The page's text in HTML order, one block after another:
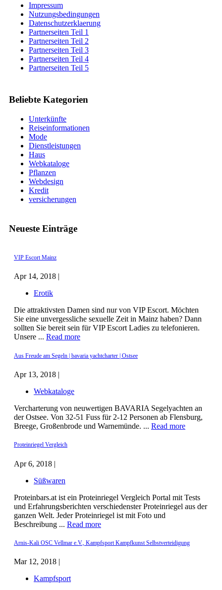
Beliebte Kategorien
Unterkünfte
Reiseinformationen
Mode
Dienstleistungen
Haus
Webkataloge
Pflanzen
Webdesign
Kredit
versicherungen
Neueste Einträge
VIP Escort Mainz
Apr 14, 2018 |
Erotik
Die attraktivsten Damen sind nur von VIP Escort. Möchten
Sie eine unvergessliche sexuelle Zeit in Mainz haben? Dann
sollten Sie bereit sein für VIP Escort Ladies zu telefonieren.
Unsere ... Read more
Aus Freude am Segeln | bavaria yachtcharter | Ostsee
Apr 13, 2018 |
Webkataloge
Vercharterung von neuwertigen BAVARIA Segelyachten an
der Ostsee. Von 32-51 Fuss für 2-12 Personen ab Flensburg,
Breege, Großenbrode und Warnemünde. ... Read more
Proteinriegel Vergleich
Apr 6, 2018 |
Süßwaren
Proteinbars.at ist ein Proteinriegel Vergleich Portal mit Tests
und Erfahrungsberichten verschiedenster Proteinriegel aus der
ganzen Welt. Jeder Proteinriegel ist mit Foto und
Beschreibung ... Read more
Arnis-Kali OSC Vellmar e.V., Kampfsport Kampfkunst Selbstverteidigung
Mar 12, 2018 |
Kampfsport
Impressum
Nutzungsbedingungen
Datenschutzerklaerung
Partnerseiten Teil 1
Partnerseiten Teil 2
Partnerseiten Teil 3
Partnerseiten Teil 4
Partnerseiten Teil 5